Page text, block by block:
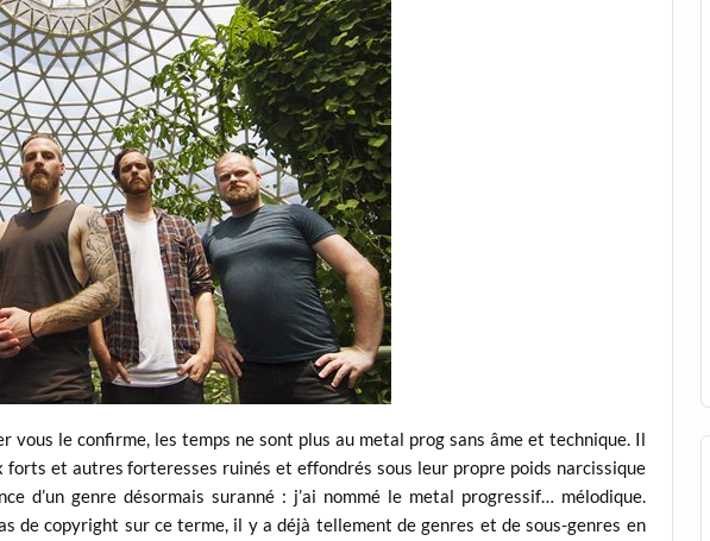
vous le confirme, les temps ne sont plus au metal prog sans âme et technique. Il
forts et autres forteresses ruinés et effondrés sous leur propre poids narcissique
d’un genre désormais suranné : j’ai nommé le metal progressif… mélodique.
de copyright sur ce terme, il y a déjà tellement de genres et de sous-genres en